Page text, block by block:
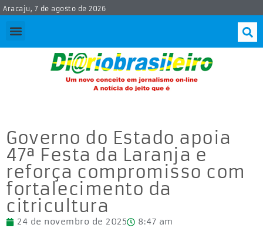
Aracaju, 7 de agosto de 2026
Governo do Estado apoia
47ª Festa da Laranja e
reforça compromisso com
fortalecimento da
citricultura
24 de novembro de 2025 8:47 am